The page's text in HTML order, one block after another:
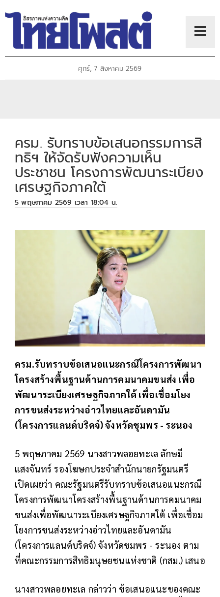
ศุกร์, 7 สิงหาคม 2569
ครม. รับทราบข้อเสนอกรรมการสิ
ทธิฯ ให้จัดรับฟังความเห็น
ประชาชน โครงการพัฒนาระเบียง
เศรษฐกิจภาคใต้
5 พฤษภาคม 2569 เวลา 18:04 น.
ครม.รับทราบข้อเสนอแนะกรณีโครงการพัฒนา
โครงสร้างพื้นฐานด้านการคมนาคมขนส่ง เพื่อ
พัฒนาระเบียงเศรษฐกิจภาคใต้ เพื่อเชื่อมโยง
การขนส่งระหว่างอ่าวไทยและอันดามัน
(โครงการแลนด์บริดจ์) จังหวัดชุมพร - ระนอง
5 พฤษภาคม 2569 นางสาวพลอยทะเล ลักษมี
แสงจันทร์ รองโฆษกประจำสำนักนายกรัฐมนตรี
เปิดเผยว่า คณะรัฐมนตรีรับทราบข้อเสนอแนะกรณี
โครงการพัฒนาโครงสร้างพื้นฐานด้านการคมนาคม
ขนส่งเพื่อพัฒนาระเบียงเศรษฐกิจภาคใต้ เพื่อเชื่อม
โยงการขนส่งระหว่างอ่าวไทยและอันดามัน
(โครงการแลนด์บริดจ์) จังหวัดชมพร - ระนอง ตาม
ที่คณะกรรมการสิทธิมนุษยชนแห่งชาติ (กสม.) เสนอ
นางสาวพลอยทะเล กล่าวว่า ข้อเสนอแนะของคณะ